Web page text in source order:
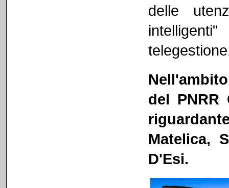
delle
del
Matelica,
D'Esi.